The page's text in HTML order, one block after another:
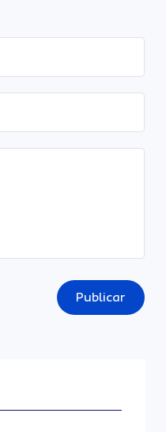
Publicar